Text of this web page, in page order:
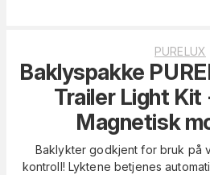
PURELUX
Baklyspakke
Trailer Light Kit
Magnetisk
Baklykter godkjent for bruk på
kontroll! Lyktene betjenes